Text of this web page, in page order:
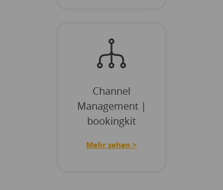
Channel
Management |
bookingkit
Mehr sehen >